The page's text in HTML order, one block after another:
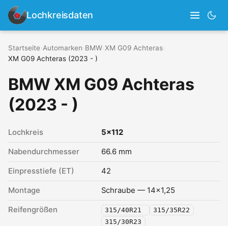
Lochkreisdaten
Startseite Automarken BMW XM G09 Achteras
XM G09 Achteras (2023 - )
BMW XM G09 Achteras
(2023 - )
Lochkreis 5x112
Nabendurchmesser 66.6 mm
Einpresstiefe (ET) 42
Montage Schraube — 14x1,25
Reifengrößen 315/40R21
315/35R22
315/30R23